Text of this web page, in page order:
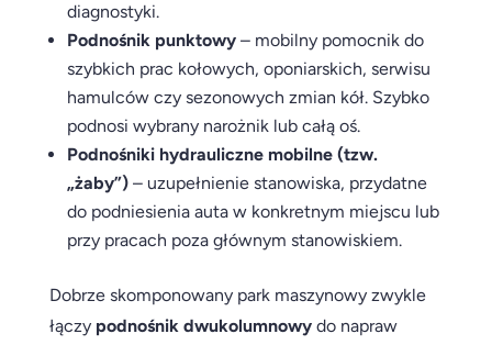
diagnostyki.
Podnośnik punktowy– mobilny pomocnik do
szybkich prac kołowych, oponiarskich, serwisu
hamulców czy sezonowych zmian kół. Szybko
podnosi wybrany narożnik lub całą oś.
Podnośniki hydrauliczne mobilne (tzw.
„żaby”)– uzupełnienie stanowiska, przydatne
do podniesienia auta w konkretnym miejscu lub
przy pracach poza głównym stanowiskiem.
Dobrze skomponowany park maszynowy zwykle
łączy podnośnik dwukolumnowydo napraw